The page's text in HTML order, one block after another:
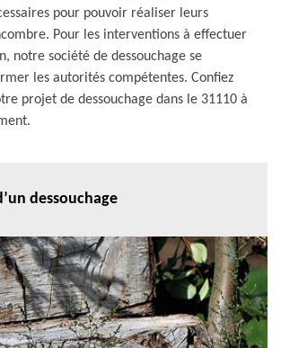
pour pouvoir réaliser leurs
Pour les interventions à effectuer
notre société de dessouchage se
les autorités compétentes. Confiez
projet de dessouchage dans le 31110 à
dessouchage